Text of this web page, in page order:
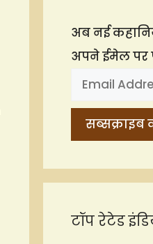
अब नई
अपने ईमेल पर
टॉप रेटेड